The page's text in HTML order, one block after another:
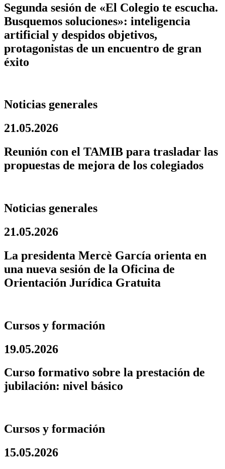
Segunda sesión de «El Colegio te escucha.
Busquemos soluciones»: inteligencia
artificial y despidos objetivos,
protagonistas de un encuentro de gran
éxito
Noticias generales
21.05.2026
Reunión con el TAMIB para trasladar las
propuestas de mejora de los colegiados
Noticias generales
21.05.2026
La presidenta Mercè García orienta en
una nueva sesión de la Oficina de
Orientación Jurídica Gratuita
Cursos y formación
19.05.2026
Curso formativo sobre la prestación de
jubilación: nivel básico
Cursos y formación
15.05.2026